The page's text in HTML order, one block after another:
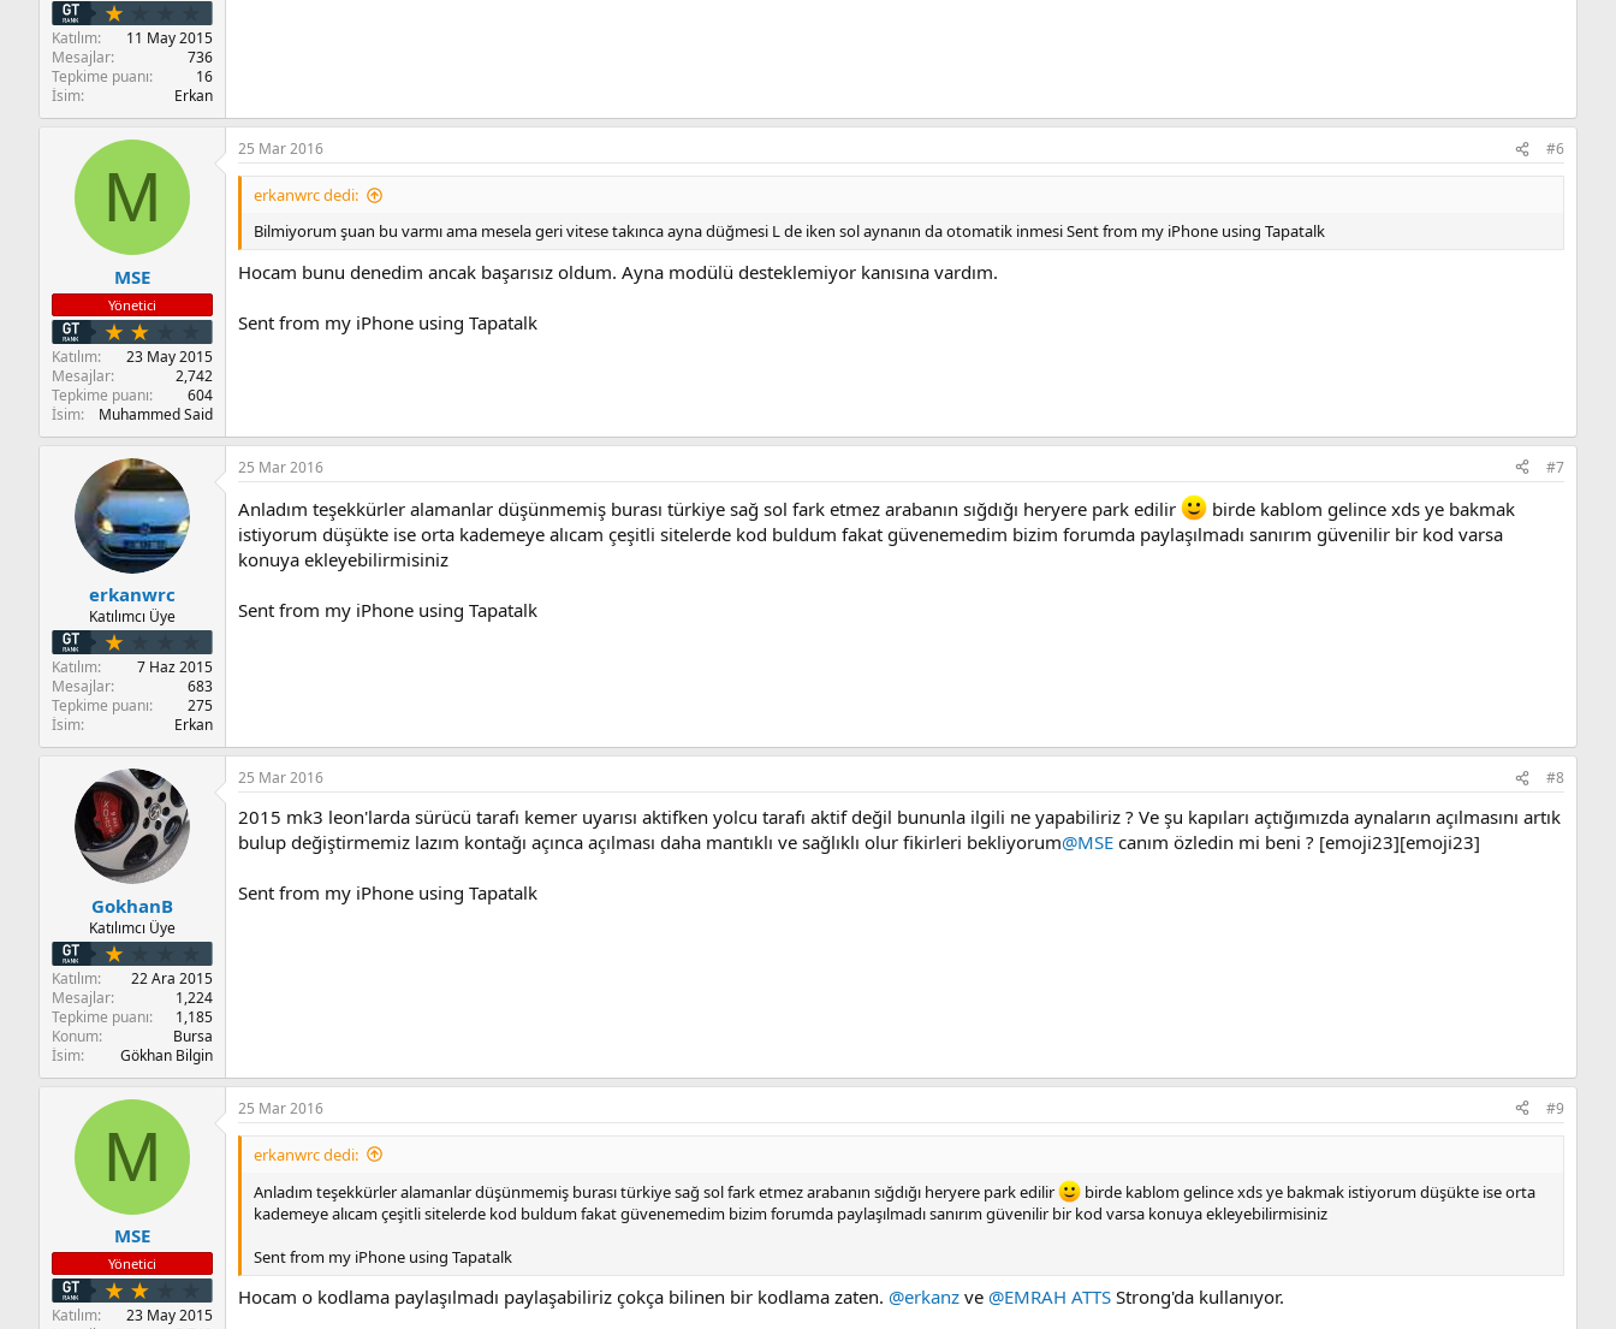
Katılım
11 May 2015
Mesajlar
736
Tepkime puanı
16
İsim
Erkan
M
MSE
Yönetici
Katılım
23 May 2015
Mesajlar
2,742
Tepkime puanı
604
İsim
Muhammed Said
25 Mar 2016 #6
erkanwrc dedi:
Bilmiyorum şuan bu varmı ama mesela geri vitese takınca ayna düğmesi L de iken sol aynanın da otomatik inmesi Sent from my iPhone using Tapatalk
Hocam bunu denedim ancak başarısız oldum. Ayna modülü desteklemiyor kanısına vardım.
Sent from my iPhone using Tapatalk
erkanwrc
Katılımcı Üye
Katılım
7 Haz 2015
Mesajlar
683
Tepkime puanı
275
İsim
Erkan
25 Mar 2016 #7
Anladım teşekkürler alamanlar düşünmemiş burası türkiye sağ sol fark etmez arabanın sığdığı heryere park edilir
birde kablom gelince xds ye bakmak
istiyorum düşükte ise orta kademeye alıcam çeşitli sitelerde kod buldum fakat güvenemedim bizim forumda paylaşılmadı sanırım güvenilir bir kod varsa
konuya ekleyebilirmisiniz
Sent from my iPhone using Tapatalk
GokhanB
Katılımcı Üye
Katılım
22 Ara 2015
Mesajlar
1,224
Tepkime puanı
1,185
Konum
Bursa
İsim
Gökhan Bilgin
25 Mar 2016 #8
2015 mk3 leon'larda sürücü tarafı kemer uyarısı aktifken yolcu tarafı aktif değil bununla ilgili ne yapabiliriz ? Ve şu kapıları açtığımızda aynaların açılmasını artık
bulup değiştirmemiz lazım kontağı açınca açılması daha mantıklı ve sağlıklı olur fikirleri bekliyorum@MSE canım özledin mi beni ? [emoji23][emoji23]
Sent from my iPhone using Tapatalk
M
MSE
Yönetici
Katılım
23 May 2015
25 Mar 2016 #9
erkanwrc dedi:
Anladım teşekkürler alamanlar düşünmemiş burası türkiye sağ sol fark etmez arabanın sığdığı heryere park edilir
birde kablom gelince xds ye bakmak istiyorum düşükte ise orta
kademeye alıcam çeşitli sitelerde kod buldum fakat güvenemedim bizim forumda paylaşılmadı sanırım güvenilir bir kod varsa konuya ekleyebilirmisiniz
Sent from my iPhone using Tapatalk
Hocam o kodlama paylaşılmadı paylaşabiliriz çokça bilinen bir kodlama zaten. @erkanz ve @EMRAH ATTS Strong'da kullanıyor.